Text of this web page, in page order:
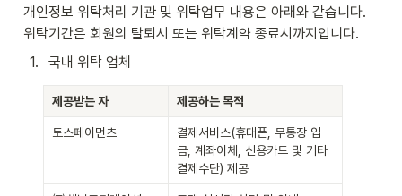
개인정보 위탁처리 기관 및 위탁업무 내용은 아래와 같습니다.
위탁기간은 회원의 탈퇴시 또는 위탁계약 종료시까지입니다.
1. 국내 위탁 업체
제공받는 자 제공하는 목적
토스페이먼츠
결제서비스(휴대폰, 무통장 입
금, 계좌이체, 신용카드 및 기타
결제수단) 제공